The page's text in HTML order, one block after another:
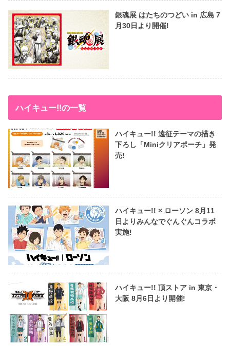
銀魂展 はたちのつどい in 広島 7
月30日より開催!
ハイキュー!!の一覧
ハイキュー!! 遠征テーマの描き
下ろし「Miniクリアポーチ」発
売!
ハイキュー!! × ローソン 8月11
日よりみんなでぐんぐんコラボ
実施!
ハイキュー!! 頂ストア in 東京・
大阪 8月6日より開催!